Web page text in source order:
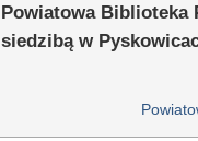
Powiatowa Biblioteka
siedzibą w